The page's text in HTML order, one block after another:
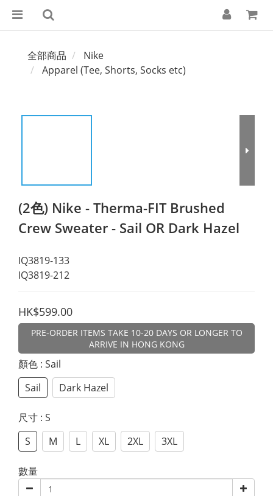
全部商品
Nike
Apparel (Tee, Shorts, Socks etc)
(2色) Nike - Therma-FIT Brushed
Crew Sweater - Sail OR Dark Hazel
IQ3819-133
IQ3819-212
HK$599.00
PRE-ORDER ITEMS TAKE 10-20 DAYS OR LONGER TO
ARRIVE IN HONG KONG
顏色 : Sail
Sail
Dark Hazel
尺寸 : S
S
M L XL 2XL 3XL
數量